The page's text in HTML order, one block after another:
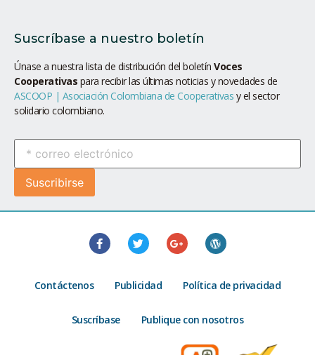
Suscríbase a nuestro boletín
Únase a nuestra lista de distribución del boletín Voces
Cooperativas para recibir las últimas noticias y novedades de
ASCOOP | Asociación Colombiana de Cooperativas y el sector
solidario colombiano.
Contáctenos Publicidad Política de privacidad
Suscríbase Publique con nosotros